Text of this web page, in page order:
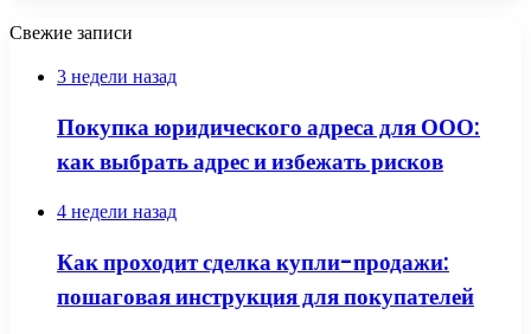
Свежие записи
3 недели назад
Покупка юридического адреса для ООО:
как выбрать адрес и избежать рисков
4 недели назад
Как проходит сделка купли-продажи:
пошаговая инструкция для покупателей